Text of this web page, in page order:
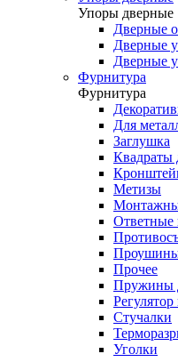
Упоры дверные
Дверные
Дверные
Дверные
Фурнитура
Фурнитура
Для
Заглушка
Квадраты
Метизы
Ответные
Прочее
Пружины
Стучалки
Уголки